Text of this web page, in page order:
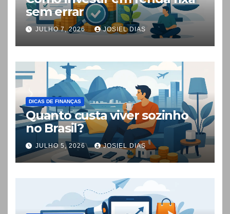
sem errar
JULHO 7, 2026 JOSIEL DIAS
DICAS DE FINANÇAS
Quanto custa viver sozinho
no Brasil?
JULHO 5, 2026 JOSIEL DIAS